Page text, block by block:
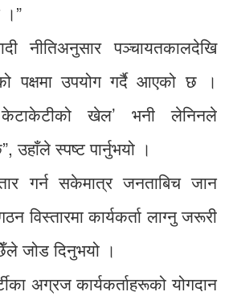
।”
नीतिअनुसार पञ्चायतकालदेखि
पक्षमा उपयोग गर्दै आएको छ ।
केटाकेटीको खेल’ भनी लेनिनले
उहाँले स्पष्ट पार्नुभयो ।
गर्न सकेमात्र जनताबिच जान
विस्तारमा कार्यकर्ता लाग्नु जरूरी
जोड दिनुभयो ।
अग्रज कार्यकर्ताहरूको योगदान